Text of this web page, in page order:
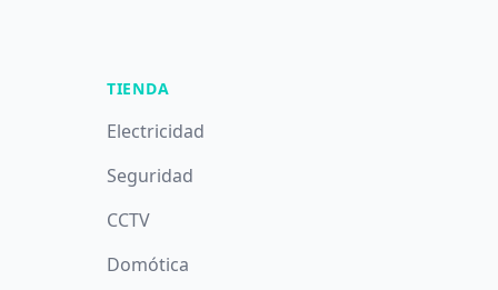
TIENDA
Electricidad
Seguridad
CCTV
Domótica